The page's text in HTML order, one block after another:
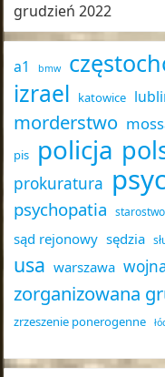
grudzień 2022
a1 bmw
izrael katowice
morderstwo
pis policja
prokuratura
psychopatia
starostwo
sąd rejonowy sędzia
usa warszawa
zorganizowana
zrzeszenie ponerogenne